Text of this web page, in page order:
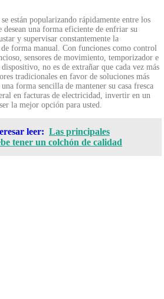
están popularizando rápidamente entre los
desean una forma eficiente de enfriar su
y supervisar constantemente la
forma manual. Con funciones como control
sensores de movimiento, temporizador e
no es de extrañar que cada vez más
tradicionales en favor de soluciones más
forma sencilla de mantener su casa fresca
en facturas de electricidad, invertir en un
la mejor opción para usted.
leer: Las principales
tener un colchón de calidad